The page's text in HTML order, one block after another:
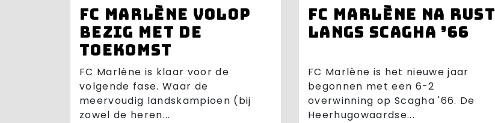
FC Marlène volop
bezig met de
toekomst
FC Marlène is klaar voor de
volgende fase. Waar de
meervoudig landskampioen (bij
zowel de heren...
FC Marlène na rust
langs Scagha ’66
FC Marlène is het nieuwe jaar
begonnen met een 6-2
overwinning op Scagha '66. De
Heerhugowaardse...